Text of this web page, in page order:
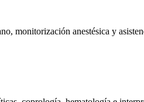
monitorización anestésica y